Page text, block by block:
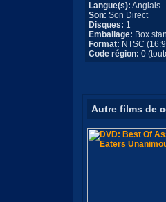
Langue(s): Anglais
Son: Son Direct
Disques: 1
Emballage: Box
Format: NTSC
Code région: 0
Autre films de